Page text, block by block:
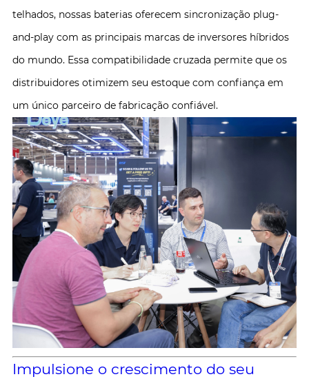
telhados, nossas baterias oferecem sincronização plug-
and-play com as principais marcas de inversores híbridos
do mundo. Essa compatibilidade cruzada permite que os
distribuidores otimizem seu estoque com confiança em
um único parceiro de fabricação confiável.
Impulsione o crescimento do seu